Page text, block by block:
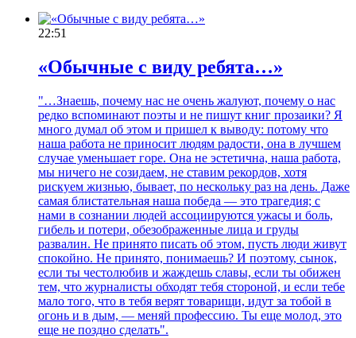
22:51
«Обычные с виду ребята…»
"…Знаешь, почему нас не очень жалуют, почему о нас
редко вспоминают поэты и не пишут книг прозаики? Я
много думал об этом и пришел к выводу: потому что
наша работа не приносит людям радости, она в лучшем
случае уменьшает горе. Она не эстетична, наша работа,
мы ничего не созидаем, не ставим рекордов, хотя
рискуем жизнью, бывает, по нескольку раз на день. Даже
самая блистательная наша победа — это трагедия; с
нами в сознании людей ассоциируются ужасы и боль,
гибель и потери, обезображенные лица и груды
развалин. Не принято писать об этом, пусть люди живут
спокойно. Не принято, понимаешь? И поэтому, сынок,
если ты честолюбив и жаждешь славы, если ты обижен
тем, что журналисты обходят тебя стороной, и если тебе
мало того, что в тебя верят товарищи, идут за тобой в
огонь и в дым, — меняй профессию. Ты еще молод, это
еще не поздно сделать".